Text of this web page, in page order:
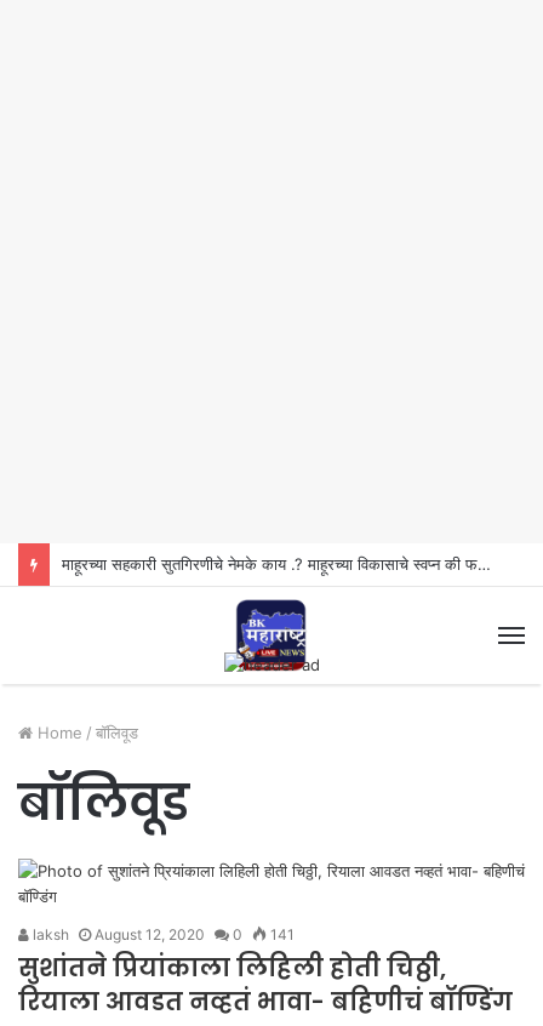
माहूर घरकुल गैरव्यवहार प्रकरणी तत्कालीन मुख्याधिकारी ‘विद्या कदम’ यांचा अटकपूर्व जामीन अर्ज फेटाळला…
Home / बॉलिवूड
बॉलिवूड
laksh August 12, 2020 0 141
सुशांतने प्रियांकाला लिहिली होती चिठ्ठी,
रियाला आवडत नव्हतं भावा- बहिणीचं बॉण्डिंग